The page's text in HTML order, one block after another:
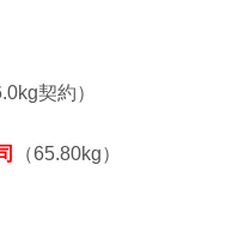
契約）
（65.80kg）